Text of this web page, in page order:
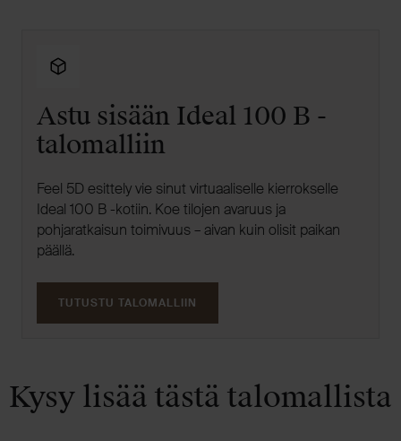
Astu sisään Ideal 100 B -
talomalliin
Feel 5D esittely vie sinut virtuaaliselle kierrokselle
Ideal 100 B -kotiin. Koe tilojen avaruus ja
pohjaratkaisun toimivuus – aivan kuin olisit paikan
päällä.
TUTUSTU TALOMALLIIN
Kysy lisää tästä talomallista